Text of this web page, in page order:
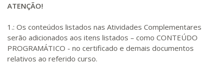
ATENÇÃO!
1.: Os conteúdos listados nas Atividades Complementares
serão adicionados aos itens listados – como CONTEÚDO
PROGRAMÁTICO - no certificado e demais documentos
relativos ao referido curso.